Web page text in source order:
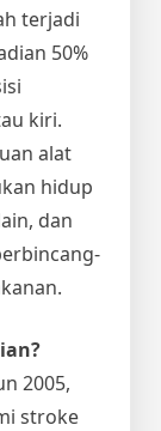
terjadi
50%
kiri.
alat
hidup
dan
2005,
stroke